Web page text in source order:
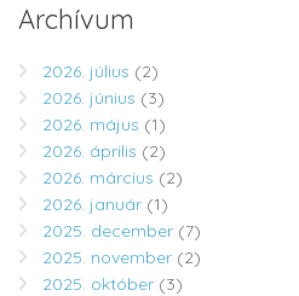
Archívum
2026. július (2)
2026. június (3)
2026. május (1)
2026. április (2)
2026. március (2)
2026. január (1)
2025. december (7)
2025. november (2)
2025. október (3)